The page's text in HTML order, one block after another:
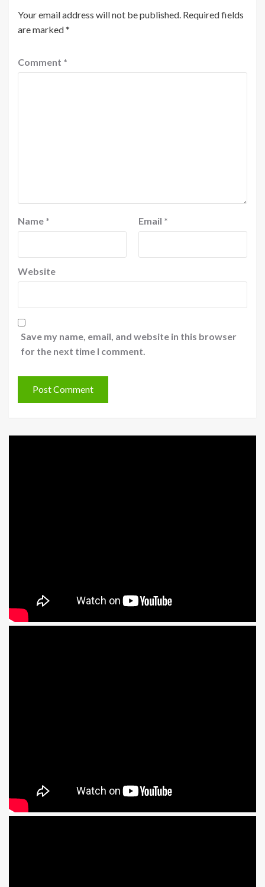
Your email address will not be published. Required fields
are marked*
Comment *
Name * Email *
Website
Save my name, email, and website in this browser
for the next time I comment.